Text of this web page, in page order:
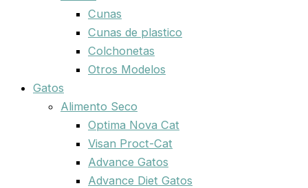
Cunas
Cunas de plastico
Colchonetas
Otros Modelos
Gatos
Alimento Seco
Optima Nova Cat
Visan Proct-Cat
Advance Gatos
Advance Diet Gatos